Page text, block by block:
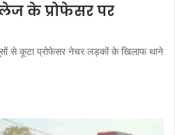
के प्रोफेसर पर
से कूटा प्रोफेसर नेचर लड़कों के खिलाफ थाने